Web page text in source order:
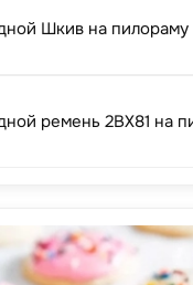
Шкив на пилораму
ремень 2BX81 на